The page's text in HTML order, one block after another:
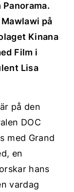
på
Kinana
Film i
Lisa
på den
DOC
med Grand
en
hans
vardag